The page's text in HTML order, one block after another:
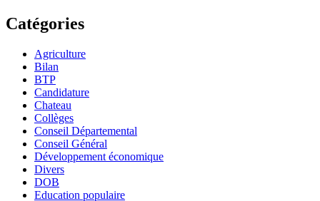
Catégories
Agriculture
Bilan
BTP
Candidature
Chateau
Collèges
Conseil Départemental
Conseil Général
Développement économique
Divers
DOB
Education populaire